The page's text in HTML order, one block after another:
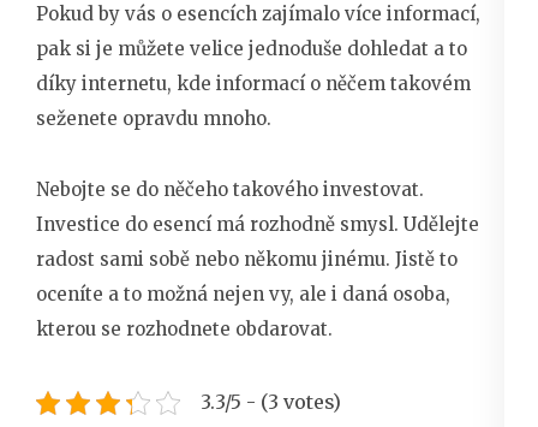
Pokud by vás o esencích zajímalo více informací,
pak si je můžete velice jednoduše dohledat a to
díky internetu, kde informací o něčem takovém
seženete opravdu mnoho.
Nebojte se do něčeho takového investovat.
Investice do esencí má rozhodně smysl. Udělejte
radost sami sobě nebo někomu jinému. Jistě to
oceníte a to možná nejen vy, ale i daná osoba,
kterou se rozhodnete obdarovat.
3.3/5 - (3 votes)